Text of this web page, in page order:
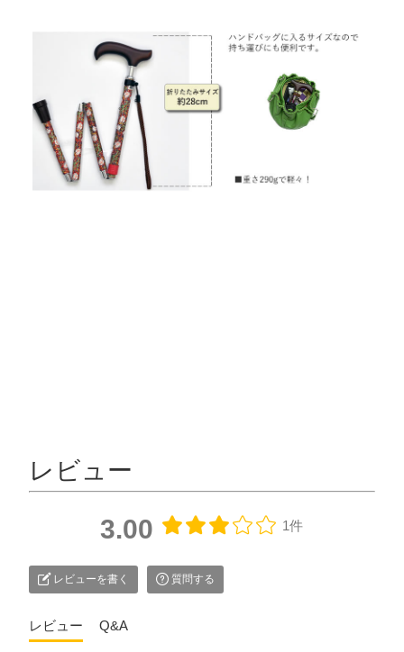
レビュー
3.00 1件
レビューを書く 質問する
レビュー Q&A